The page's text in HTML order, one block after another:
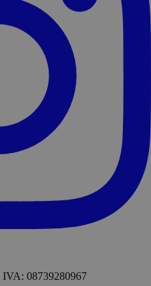
08739280967